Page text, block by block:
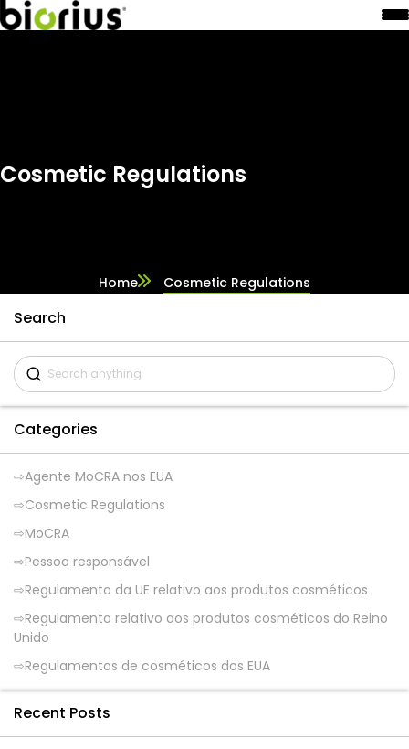
Cosmetic Regulations
Home Cosmetic Regulations
Search
Categories
Agente MoCRA nos EUA
Cosmetic Regulations
MoCRA
Pessoa responsável
Regulamento da UE relativo aos produtos cosméticos
Regulamento relativo aos produtos cosméticos do Reino
Unido
Regulamentos de cosméticos dos EUA
Recent Posts